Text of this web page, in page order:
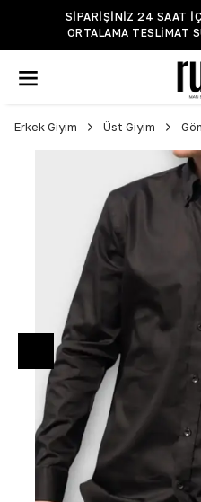
SIPARIŞINIZ 24 SAAT
ORTALAMA TESLIMAT
Erkek Giyim Üst Giyim